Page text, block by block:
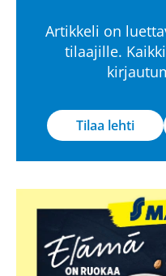
Artikkeli on
tilaajille.
Tilaa lehti